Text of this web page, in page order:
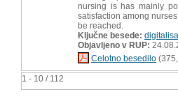
1 - 10 / 112
nursing is has mainly
satisfaction among
be reached.
Ključne besede:
Objavljeno v RUP:
Celotno besedilo